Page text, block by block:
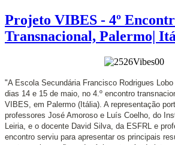
Projeto VIBES - 4º
Transnacional, Palermo|
"A Escola Secundária Francisco Rodrigues
dias 14 e 15 de maio, no 4.º encontro
VIBES, em Palermo (Itália). A representação
professores José Amoroso e Luís Coelho, do
Leiria, e o docente David Silva, da ESFRL e
encontro serviu para apresentar os principais